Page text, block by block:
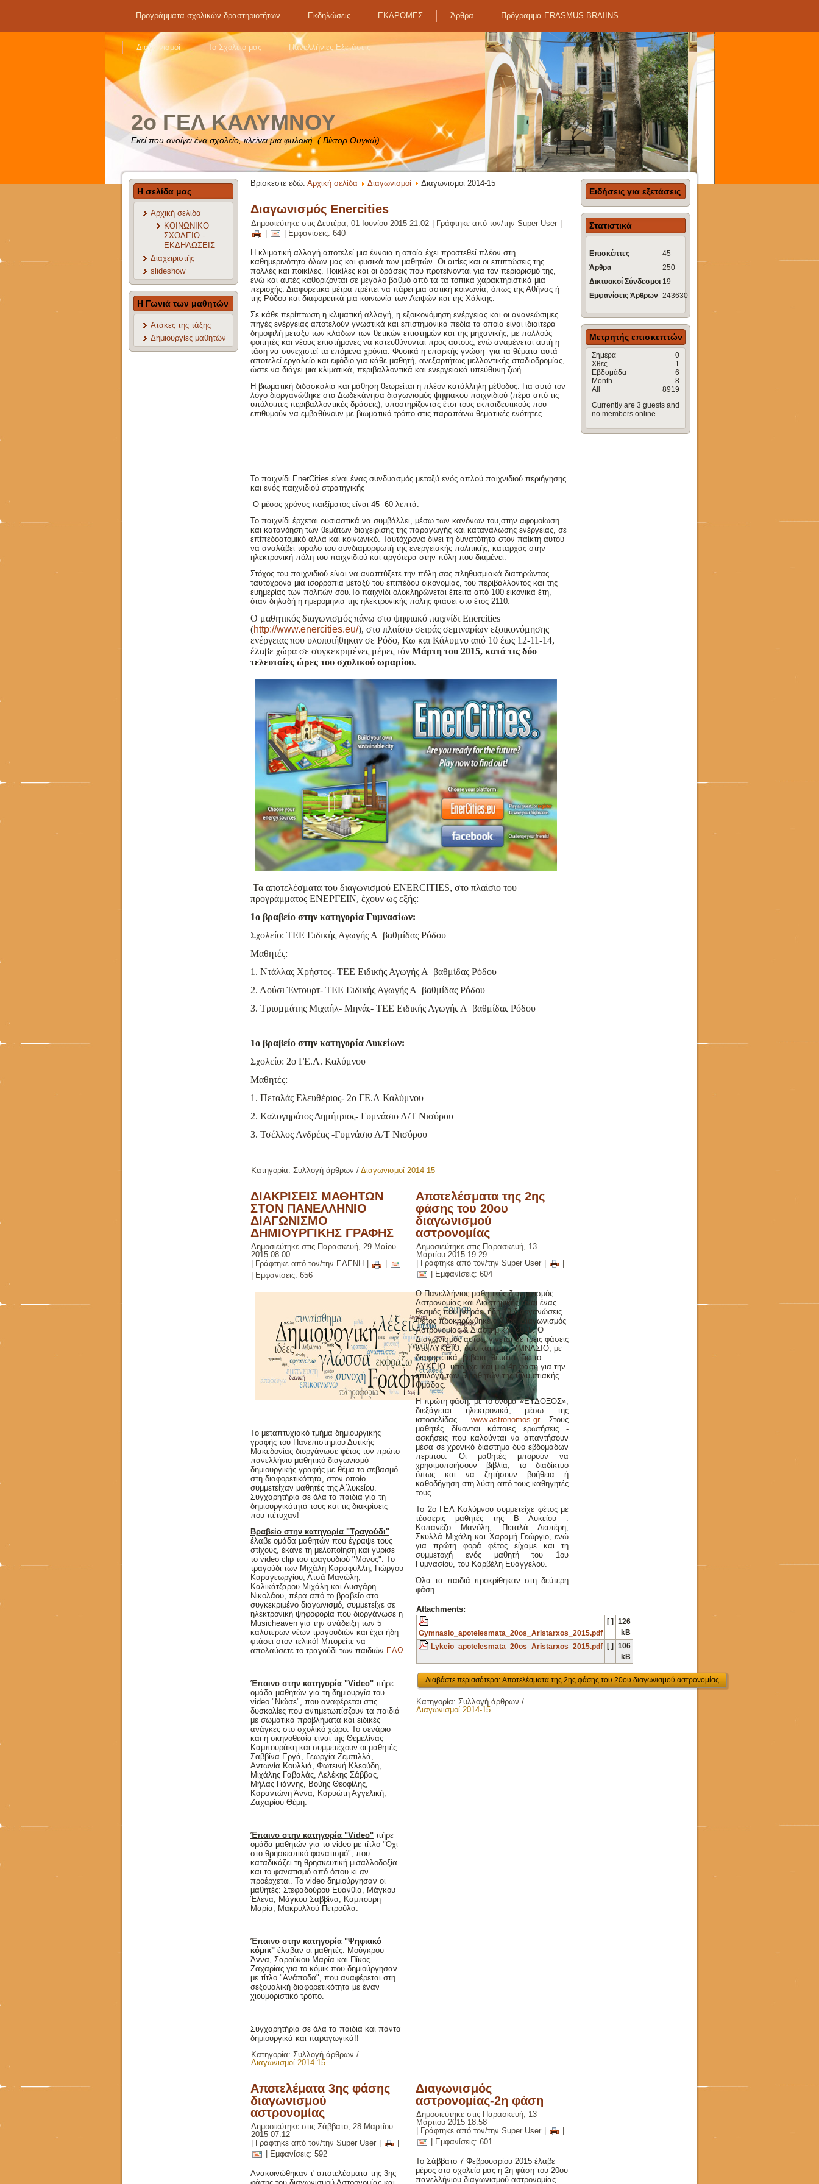
Προγράμματα σχολικών δραστηριοτήτων Εκδηλώσεις ΕΚΔΡΟΜΕΣ Άρθρα Πρόγραμμα ERASMUS BRAIINS
Διαγωνισμοί Το Σχολείο μας Πανελλήνιες Εξετάσεις
2o ΓΕΛ ΚΑΛΥΜΝΟΥ
Εκεί που ανοίγει ένα σχολείο, κλείνει μια φυλακή. ( Βίκτορ Ουγκώ)
Η σελίδα μας
Αρχική σελίδα
ΚΟΙΝΩΝΙΚΟ
ΣΧΟΛΕΙΟ -
ΕΚΔΗΛΩΣΕΙΣ
Διαχειριστής
slideshow
Η Γωνιά των μαθητών
Ατάκες της τάξης
Δημιουργίες μαθητών
Βρίσκεστε εδώ: Αρχική σελίδα Διαγωνισμοί Διαγωνισμοί 2014-15
Διαγωνισμός Enercities
Δημοσιεύτηκε στις Δευτέρα, 01 Ιουνίου 2015 21:02 Γράφτηκε από τον/την Super User
| Εμφανίσεις: 640
Η κλιματική αλλαγή αποτελεί μια έννοια η οποία έχει προστεθεί πλέον στη
καθημερινότητα όλων μας και φυσικά των μαθητών. Οι αιτίες και οι επιπτώσεις της
πολλές και ποικίλες. Ποικίλες και οι δράσεις που προτείνονται για τον περιορισμό της,
ενώ και αυτές καθορίζονται σε μεγάλο βαθμό από τα τα τοπικά χαρακτηριστικά μια
περιοχής. Διαφορετικά μέτρα πρέπει να πάρει μια αστική κοινωνία, όπως της Αθήνας ή
της Ρόδου και διαφορετικά μια κοινωνία των Λειψών και της Χάλκης.
Σε κάθε περίπτωση η κλιματική αλλαγή, η εξοικονόμηση ενέργειας και οι ανανεώσιμες
πηγές ενέργειας αποτελούν γνωστικά και επιστημονικά πεδία τα οποία είναι ιδιαίτερα
δημοφιλή μεταξύ των κλάδων των θετικών επιστημών και της μηχανικής, με πολλούς
φοιτητές και νέους επιστήμονες να κατευθύνονται προς αυτούς, ενώ αναμένεται αυτή η
τάση να συνεχιστεί τα επόμενα χρόνια. Φυσικά η επαρκής γνώση για τα θέματα αυτά
αποτελεί εργαλείο και εφόδιο για κάθε μαθητή, ανεξαρτήτως μελλοντικής σταδιοδρομίας,
ώστε να διάγει μια κλιματικά, περιβαλλοντικά και ενεργειακά υπεύθυνη ζωή.
Η βιωματική διδασκαλία και μάθηση θεωρείται η πλέον κατάλληλη μέθοδος. Για αυτό τον
λόγο διοργανώθηκε στα Δωδεκάνησα διαγωνισμός ψηφιακού παιχνιδιού (πέρα από τις
υπόλοιπες περιβαλλοντικές δράσεις), υποστηρίζοντας έτσι τους εκπαιδευτικούς που
επιθυμούν να εμβαθύνουν με βιωματικό τρόπο στις παραπάνω θεματικές ενότητες.
Το παιχνίδι EnerCities είναι ένας συνδυασμός μεταξύ ενός απλού παιχνιδιού περιήγησης
και ενός παιχνιδιού στρατηγικής
Ο μέσος χρόνος παιξίματος είναι 45 -60 λεπτά.
Το παιχνίδι έρχεται ουσιαστικά να συμβάλλει, μέσω των κανόνων του,στην αφομοίωση
και κατανόηση των θεμάτων διαχείρισης της παραγωγής και κατανάλωσης ενέργειας, σε
επίπεδοατομικό αλλά και κοινωνικό. Ταυτόχρονα δίνει τη δυνατότητα στον παίκτη αυτού
να αναλάβει τορόλο του συνδιαμορφωτή της ενεργειακής πολιτικής, καταρχάς στην
ηλεκτρονική πόλη του παιχνιδιού και αργότερα στην πόλη που διαμένει.
Στόχος του παιχνιδιού είναι να αναπτύξετε την πόλη σας πληθυσμιακά διατηρώντας
ταυτόχρονα μια ισορροπία μεταξύ του επιπέδου οικονομίας, του περιβάλλοντος και της
ευημερίας των πολιτών σου.Το παιχνίδι ολοκληρώνεται έπειτα από 100 εικονικά έτη,
όταν δηλαδή η ημερομηνία της ηλεκτρονικής πόλης φτάσει στο έτος 2110.
Ο μαθητικός διαγωνισμός πάνω στο ψηφιακό παιχνίδι Enercities
(http://www.enercities.eu/), στο πλαίσιο σειράς σεμιναρίων εξοικονόμησης
ενέργειας που υλοποιήθηκαν σε Ρόδο, Κω και Κάλυμνο από 10 έως 12-11-14,
έλαβε χώρα σε συγκεκριμένες μέρες τόν Μάρτη του 2015, κατά τις δύο
τελευταίες ώρες του σχολικού ωραρίου.
Τα αποτελέσματα του διαγωνισμού ENERCITIES, στο πλαίσιο του
προγράμματος ΕΝΕΡΓΕΙΝ, έχουν ως εξής:
1ο βραβείο στην κατηγορία Γυμνασίων:
Σχολείο: ΤΕΕ Ειδικής Αγωγής Α βαθμίδας Ρόδου
Μαθητές:
1. Ντάλλας Χρήστος- ΤΕΕ Ειδικής Αγωγής Α βαθμίδας Ρόδου
2. Λούσι Έντουρτ- ΤΕΕ Ειδικής Αγωγής Α βαθμίδας Ρόδου
3. Τριομμάτης Μιχαήλ- Μηνάς- ΤΕΕ Ειδικής Αγωγής Α βαθμίδας Ρόδου
1ο βραβείο στην κατηγορία Λυκείων:
Σχολείο: 2ο ΓΕ.Λ. Καλύμνου
Μαθητές:
1. Πεταλάς Ελευθέριος- 2ο ΓΕ.Λ Καλύμνου
2. Καλογηράτος Δημήτριος- Γυμνάσιο Λ/Τ Νισύρου
3. Τσέλλος Ανδρέας -Γυμνάσιο Λ/Τ Νισύρου
Κατηγορία: Συλλογή άρθρων / Διαγωνισμοί 2014-15
ΔΙΑΚΡΙΣΕΙΣ ΜΑΘΗΤΩΝ
ΣΤΟΝ ΠΑΝΕΛΛΗΝΙΟ
ΔΙΑΓΩΝΙΣΜΟ
ΔΗΜΙΟΥΡΓΙΚΗΣ ΓΡΑΦΗΣ
Δημοσιεύτηκε στις Παρασκευή, 29 Μαΐου
2015 08:00
Γράφτηκε από τον/την ΕΛΕΝΗ
| Εμφανίσεις: 656
Το μεταπτυχιακό τμήμα δημιουργικής
γραφής του Πανεπιστημίου Δυτικής
Μακεδονίας διοργάνωσε φέτος τον πρώτο
πανελλήνιο μαθητικό διαγωνισμό
δημιουργικής γραφής με θέμα το σεβασμό
στη διαφορετικότητα, στον οποίο
συμμετείχαν μαθητές της Α΄λυκείου.
Συγχαρητήρια σε όλα τα παιδιά για τη
δημιουργικότητά τους και τις διακρίσεις
που πέτυχαν!
Βραβείο στην κατηγορία "Τραγούδι"
έλαβε ομάδα μαθητών που έγραψε τους
στίχους, έκανε τη μελοποίηση και γύρισε
το video clip του τραγουδιού "Μόνος". Το
τραγούδι των Μιχάλη Καραφύλλη, Γιώργου
Καραγεωργίου, Ατσά Μανώλη,
Καλικάτζαρου Μιχάλη και Λυσγάρη
Νικολάου, πέρα από το βραβείο στο
συγκεκριμένο διαγωνισμό, συμμετείχε σε
ηλεκτρονική ψηφοφορία που διοργάνωσε η
Musicheaven για την ανάδειξη των 5
καλύτερων νέων τραγουδιών και έχει ήδη
φτάσει στον τελικό! Μπορείτε να
απολαύσετε το τραγούδι των παιδιών ΕΔΩ
Έπαινο στην κατηγορία "Video" πήρε
ομάδα μαθητών για τη δημιουργία του
video "Νιώσε", που αναφέρεται στις
δυσκολίες που αντιμετωπίσζουν τα παιδιά
με σωματικά προβλήματα και ειδικές
ανάγκες στο σχολικό χώρο. Το σενάριο
και η σκηνοθεσία είναι της Θεμελίνας
Καμπουράκη και συμμετέχουν οι μαθητές:
Σαββίνα Εργά, Γεωργία Ζεμπιλλά,
Αντωνία Κουλλιά, Φωτεινή Κλεούδη,
Μιχάλης Γαβαλάς, Λελέκης Σάββας,
Μήλας Γιάννης, Βούης Θεοφίλης,
Καραντώνη Άννα, Καρυώτη Αγγελική,
Ζαχαρίου Θέμη.
Έπαινο στην κατηγορία "Video" πήρε
ομάδα μαθητών για το video με τίτλο "Όχι
στο θρησκευτικό φανατισμό", που
καταδικάζει τη θρησκευτική μισαλλοδοξία
και το φανατισμό από όπου κι αν
προέρχεται. Το video δημιούργησαν οι
μαθητές: Στεφαδούρου Ευανθία, Μάγκου
Έλενα, Μάγκου Σαββίνα, Καμπούρη
Μαρία, Μακρυλλού Πετρούλα.
Έπαινο στην κατηγορία "Ψηφιακό
κόμικ" έλαβαν οι μαθητές: Μούγκρου
Άννα, Σαρούκου Μαρία και Πίκος
Ζαχαρίας για το κόμικ που δημιούργησαν
με τίτλο "Ανάποδα", που αναφέρεται στη
σεξουαλική διαφορετικότητα με έναν
χιουμοριστικό τρόπο.
Συγχαρητήρια σε όλα τα παιδιά και πάντα
δημιουργικά και παραγωγικά!!
Κατηγορία: Συλλογή άρθρων /
Διαγωνισμοί 2014-15
Αποτελέσματα της 2ης
φάσης του 20ου
διαγωνισμού
αστρονομίας
Δημοσιεύτηκε στις Παρασκευή, 13
Μαρτίου 2015 19:29
Γράφτηκε από τον/την Super User
| Εμφανίσεις: 604
Ο Πανελλήνιος μαθητικός διαγωνισμός
Αστρονομίας και Διαστημικής είναι ένας
θεσμός που μετράει ήδη 19 διοργανώσεις.
Φέτος προκηρύχθηκε ο 20ος Διαγωνισμός
Αστρονομίας & Διαστημικής 2015. Ο
Διαγωνισμός αυτός, γίνεται σε τρεις φάσεις
στο ΛΥΚΕΙΟ, όσο και στο ΓΥΜΝΑΣΙΟ, με
διαφορετικά, βέβαια, θέματα. Για το
ΛΥΚΕΙΟ υπάρχει και μια 4η φάση για την
επιλογή των 5 μαθητών της Ολυμπιακής
Ομάδας.
Η πρώτη φάση, με το όνομα «ΕΥΔΟΞΟΣ»,
διεξάγεται ηλεκτρονικά, μέσω της
ιστοσελίδαςwww.astronomos.gr. Στους
μαθητές δίνονται κάποιες ερωτήσεις -
ασκήσεις που καλούνται να απαντήσουν
μέσα σε χρονικό διάστημα δύο εβδομάδων
περίπου. Οι μαθητές μπορούν να
χρησιμοποιήσουν βιβλία, το διαδίκτυο
όπως και να ζητήσουν βοήθεια ή
καθοδήγηση στη λύση από τους καθηγητές
τους.
Το 2ο ΓΕΛ Καλύμνου συμμετείχε φέτος με
τέσσερις μαθητές της Β Λυκείου :
Κοπανέζο Μανόλη, Πεταλά Λευτέρη,
Σκυλλά Μιχάλη και Χαραμή Γεώργιο, ενώ
για πρώτη φορά φέτος είχαμε και τη
συμμετοχή ενός μαθητή του 1ου
Γυμνασίου, του Καρβέλη Ευάγγελου.
Όλα τα παιδιά προκρίθηκαν στη δεύτερη
φάση.
Attachments:
Gymnasio_apotelesmata_20os_Aristarxos_2015.pdf
[ ]
126
kB
Lykeio_apotelesmata_20os_Aristarxos_2015.pdf
[ ]
106
kB
Διαβάστε περισσότερα: Αποτελέσματα της 2ης φάσης του 20ου διαγωνισμού αστρονομίας
Κατηγορία: Συλλογή άρθρων /
Διαγωνισμοί 2014-15
Αποτελέματα 3ης φάσης
διαγωνισμού
αστρονομίας
Δημοσιεύτηκε στις Σάββατο, 28 Μαρτίου
2015 07:12
Γράφτηκε από τον/την Super User
| Εμφανίσεις: 592
Ανακοινώθηκαν τ' αποτελέσματα της 3ης
Διαγωνισμός
αστρονομίας-2η φάση
Δημοσιεύτηκε στις Παρασκευή, 13
Μαρτίου 2015 18:58
Γράφτηκε από τον/την Super User
| Εμφανίσεις: 601
Το Σάββατο 7 Φεβρουαρίου 2015 έλαβε
μέρος στο σχολείο μας η 2η φάση του 20ου
πανελλήνιου διαγωνισμού αστρονομίας.
Ειδήσεις για εξετάσεις
Στατιστικά
Επισκέπτες
45
Άρθρα
250
Δικτυακοί Σύνδεσμοι 19
Εμφανίσεις Άρθρων 243630
Μετρητής επισκεπτών
Σήμερα
0
Χθες
1
Εβδομάδα
6
Month
8
All
8919
Currently are 3 guests and
no members online